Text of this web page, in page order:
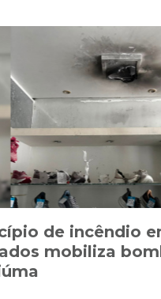
de incêndio
mobiliza